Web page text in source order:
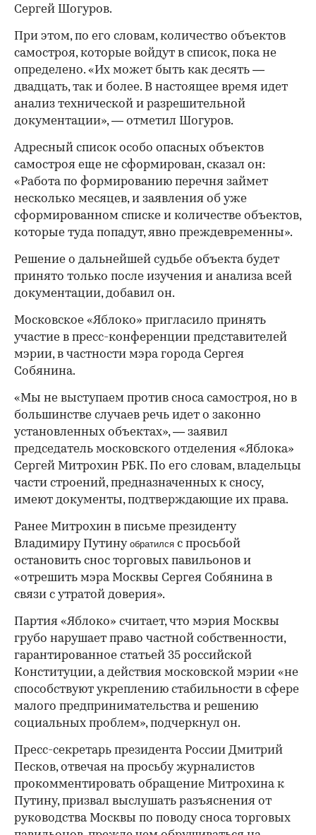
Сергей Шогуров.
При этом, по его словам, количество объектов
самостроя, которые войдут в список, пока не
определено. «Их может быть как десять —
двадцать, так и более. В настоящее время идет
анализ технической и разрешительной
документации», — отметил Шогуров.
Адресный список особо опасных объектов
самостроя еще не сформирован, сказал он:
«Работа по формированию перечня займет
несколько месяцев, и заявления об уже
сформированном списке и количестве объектов,
которые туда попадут, явно преждевременны».
Решение о дальнейшей судьбе объекта будет
принято только после изучения и анализа всей
документации, добавил он.
Московское «Яблоко» пригласило принять
участие в пресс-конференции представителей
мэрии, в частности мэра города Сергея
Собянина.
«Мы не выступаем против сноса самостроя, но в
большинстве случаев речь идет о законно
установленных объектах», — заявил
председатель московского отделения «Яблока»
Сергей Митрохин РБК. По его словам, владельцы
части строений, предназначенных к сносу,
имеют документы, подтверждающие их права.
Ранее Митрохин в письме президенту
Владимиру Путину обратился с просьбой
остановить снос торговых павильонов и
«отрешить мэра Москвы Сергея Собянина в
связи с утратой доверия».
Партия «Яблоко» считает, что мэрия Москвы
грубо нарушает право частной собственности,
гарантированное статьей 35 российской
Конституции, а действия московской мэрии «не
способствуют укреплению стабильности в сфере
малого предпринимательства и решению
социальных проблем», подчеркнул он.
Пресс-секретарь президента России Дмитрий
Песков, отвечая на просьбу журналистов
прокомментировать обращение Митрохина к
Путину, призвал выслушать разъяснения от
руководства Москвы по поводу сноса торговых